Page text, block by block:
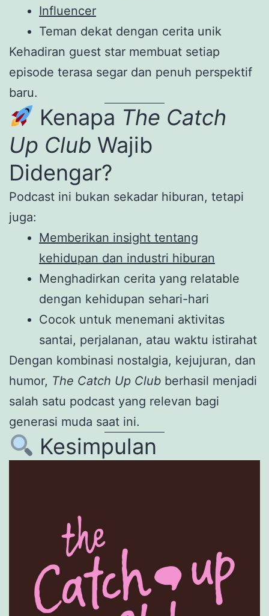
Influencer
Teman dekat dengan cerita unik
Kehadiran guest star membuat setiap
episode terasa segar dan penuh perspektif
baru.
Kenapa The Catch
Up Club Wajib
Didengar?
Podcast ini bukan sekadar hiburan, tetapi
juga:
Memberikan insight tentang
kehidupan dan industri hiburan
Menghadirkan cerita yang relatable
dengan kehidupan sehari-hari
Cocok untuk menemani aktivitas
santai, perjalanan, atau waktu istirahat
Dengan kombinasi nostalgia, kejujuran, dan
humor, The Catch Up Club berhasil menjadi
salah satu podcast yang relevan bagi
generasi muda saat ini.
Kesimpulan